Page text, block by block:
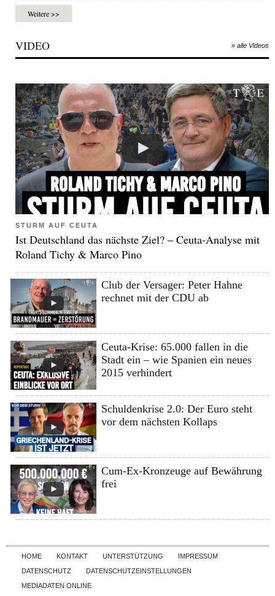
Weitere >>
VIDEO » alle Videos
STURM AUF CEUTA
Ist Deutschland das nächste Ziel? – Ceuta-Analyse mit
Roland Tichy & Marco Pino
Club der Versager: Peter Hahne
rechnet mit der CDU ab
Ceuta-Krise: 65.000 fallen in die
Stadt ein – wie Spanien ein neues
2015 verhindert
Schuldenkrise 2.0: Der Euro steht
vor dem nächsten Kollaps
Cum-Ex-Kronzeuge auf Bewährung
frei
Skip to content
HOME KONTAKT UNTERSTÜTZUNG
IMPRESSUM
DATENSCHUTZ
DATENSCHUTZEINSTELLUNGEN
MEDIADATEN ONLINE